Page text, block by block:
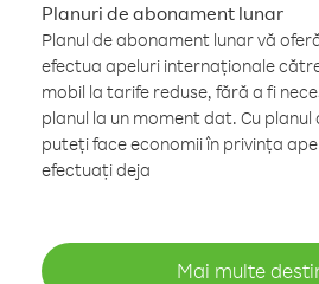
Planuri de abonament lunar
Planul de abonament lunar vă
efectua apeluri internaționale
mobil la tarife reduse, fără a fi
planul la un moment dat. Cu
puteți face economii în privința
efectuați deja
Mai multe